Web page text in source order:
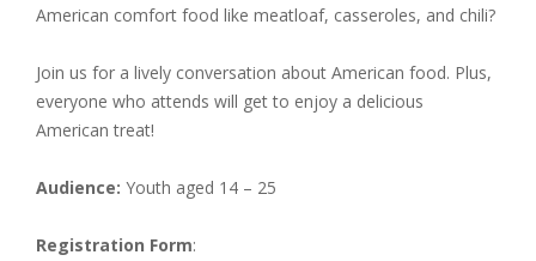
American comfort food like meatloaf, casseroles, and chili?
Join us for a lively conversation about American food. Plus,
everyone who attends will get to enjoy a delicious
American treat!
Audience: Youth aged 14 – 25
Registration Form: